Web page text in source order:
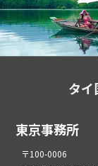
タイ
東京事務所
〒100-0006